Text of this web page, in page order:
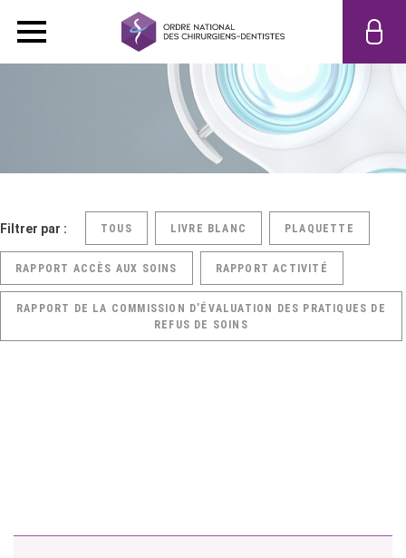
Filtrer par : TOUS LIVRE BLANC PLAQUETTE
RAPPORT ACCÈS AUX SOINS RAPPORT ACTIVITÉ
RAPPORT DE LA COMMISSION D’ÉVALUATION DES PRATIQUES DE
REFUS DE SOINS